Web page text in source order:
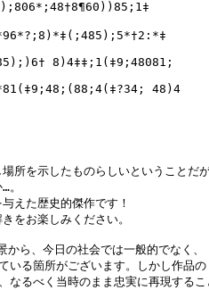
8)4‡‡;1(‡9;48081;
48)4
所を示したものらしいということだ
。
えた歴史的傑作です！
をお楽しみください。
ら、今日の社会では一般的でなく、
る箇所がございます。しかし作品の
るべく当時のまま忠実に再現するこ